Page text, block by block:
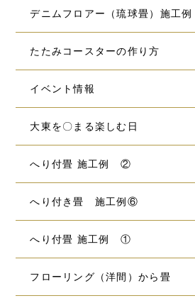
デニムフロアー（琉球畳）施工例
たたみコースターの作り方
イベント情報
大東を〇まる楽しむ日
へり付畳 施工例 ②
へり付き畳 施工例⑥
へり付畳 施工例 ①
フローリング（洋間）から畳